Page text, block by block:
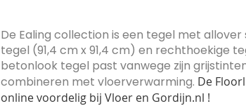
De Ealing collection is een tegel met
tegel (91,4 cm x 91,4 cm) en rechthoekige
betonlook tegel past vanwege zijn
combineren met vloerverwarming. De
online voordelig bij Vloer en Gordijn.nl !